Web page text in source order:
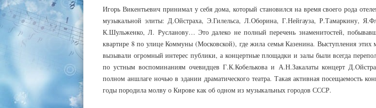
Игорь Викентьевич принимал у себя дома, который становился на время своего рода
музыкальной элиты: Д.Ойстраха, Э.Гилельса, Л.Оборина, Г.Нейгауза, Р.Тамаркину,
К.Шульженко, Л. Русланову… Это далеко не полный перечень знаменитостей,
квартире 8 по улице Коммуны (Московской), где жила семья Казенина. Выступления этих
вызывали огромный интерес публики, а концертные площадки и залы были всегда
по устным воспоминаниям очевидцев Г.К.Кобелькова и А.Н.Закалаты концерт
полном аншлаге ночью в здании драматического театра. Такая активная посещаемость
годы породила молву о Кирове как об одном из музыкальных городов СССР.